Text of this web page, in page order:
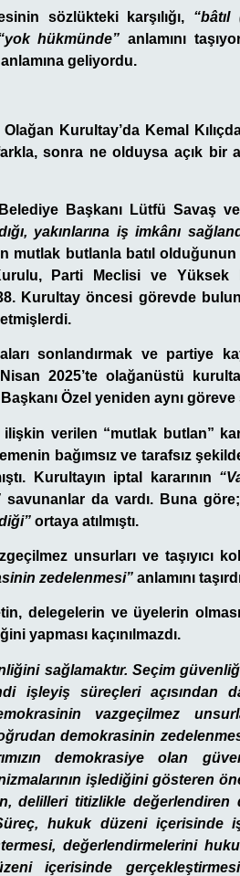
sözlükteki karşılığı,
hükmünde” anlamını
geliyordu.
Olağan Kurultay’da Kemal
sonra ne olduysa açık bir
Başkanı Lütfü Savaş
yakınlarına iş imkânı
mutlak butlanla batıl
Parti Meclisi ve Yüksek
Kurultay öncesi görevde
sonlandırmak ve partiye
2025’te olağanüstü
Özel yeniden aynı
verilen “mutlak butlan”
bağımsız ve tarafsız
Kurultayın iptal kararının
savunanlar da vardı. Buna göre;
ortaya atılmıştı.
unsurları ve taşıyıcı
zedelenmesi” anlamını
delegelerin ve üyelerin
yapması kaçınılmazdı.
sağlamaktır. Seçim
işleyiş süreçleri açısından
vazgeçilmez
demokrasinin zedelenmesi
demokrasiye olan
işlediğini gösteren
delilleri titizlikle değerlendiren
hukuk düzeni içerisinde
değerlendirmelerini
içerisinde